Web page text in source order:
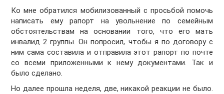
Ко мне обратился мобилизованный с просьбой помочь
написать ему рапорт на увольнение по семейным
обстоятельствам на основании того, что его мать
инвалид 2 группы. Он попросил, чтобы я по договору с
ним сама составила и отправила этот рапорт по почте
со всеми приложенными к нему документами. Так и
было сделано.
Но далее прошла неделя, две, никакой реакции не было.